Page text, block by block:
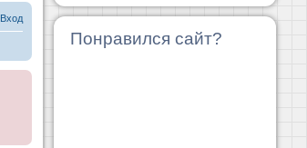
Вход
Понравился сайт?